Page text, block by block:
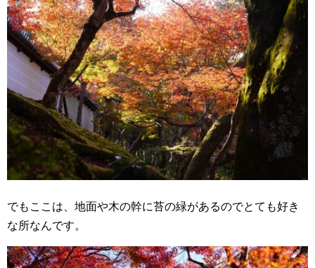
でもここは、地面や木の幹に苔の緑があるのでとても好き
な所なんです。